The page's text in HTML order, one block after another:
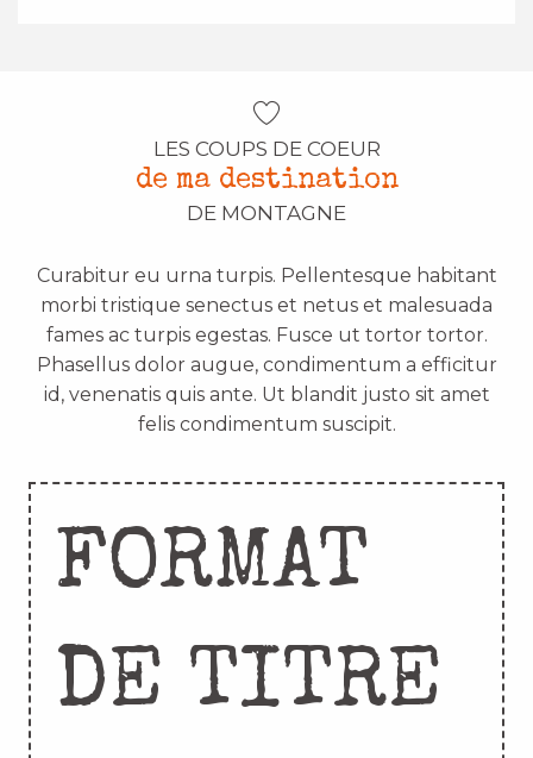
LES COUPS DE COEUR
de ma destination
DE MONTAGNE
Curabitur eu urna turpis. Pellentesque habitant
morbi tristique senectus et netus et malesuada
fames ac turpis egestas. Fusce ut tortor tortor.
Phasellus dolor augue, condimentum a efficitur
id, venenatis quis ante. Ut blandit justo sit amet
felis condimentum suscipit.
FORMAT
DE TITRE